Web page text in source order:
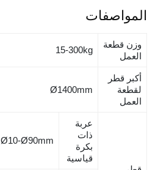
المواصفات
وزن قطعة
العمل
15-300kg
أكبر قطر
لقطعة
العمل
Ø1400mm
عربة
ذات
بكرة
قياسية
Ø10-Ø90mm